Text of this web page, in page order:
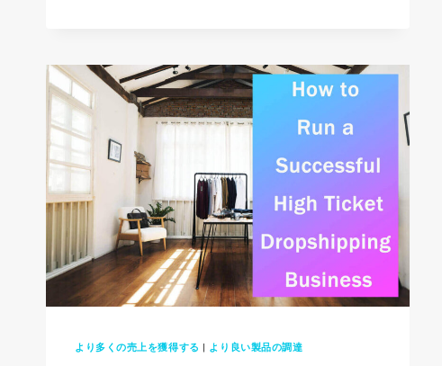
ザ
ー
関
す
る
秘
密:
そ
れ
知
より多くの売上を獲得する | より良い製品の調達